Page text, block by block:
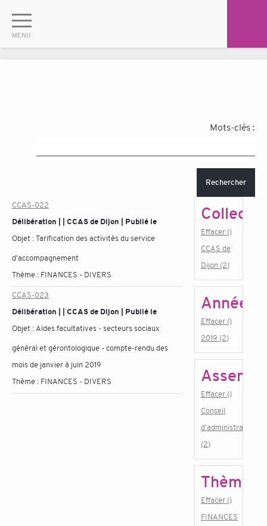
Mots-clés :
Rechercher
CCAS-022
Délibération | | CCAS de Dijon | Publié le
Objet :Tarification des activités du service
d'accompagnement
Thème : FINANCES - DIVERS
CCAS-023
Délibération | | CCAS de Dijon | Publié le
Objet : Aides facultatives - secteurs sociaux
général et gérontologique - compte-rendu des
mois de janvier à juin 2019
Thème : FINANCES - DIVERS
Effacer ()
CCAS de
Dijon (2)
Année
Effacer ()
2019 (2)
Effacer ()
Conseil
d'administration
(2)
Thème
Effacer ()
FINANCES